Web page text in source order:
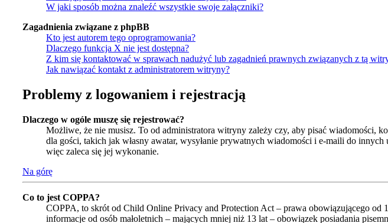
W jaki sposób można znaleźć wszystkie swoje załączniki?
Zagadnienia związane z phpBB
Kto jest autorem tego oprogramowania?
Dlaczego funkcja X nie jest dostępna?
Z kim się kontaktować w sprawach nadużyć lub zagadnień prawnych związanych z tą
Jak nawiązać kontakt z administratorem witryny?
Problemy z logowaniem i rejestracją
Dlaczego w ogóle muszę się rejestrować?
Możliwe, że nie musisz. To od administratora witryny zależy czy, aby pisać wiadomości,
dla gości, takich jak własny awatar, wysyłanie prywatnych wiadomości i e-maili do
więc zaleca się jej wykonanie.
Na górę
Co to jest COPPA?
COPPA, to skrót od Child Online Privacy and Protection Act – prawa obowiązującego od
informacje od osób małoletnich – mających mniej niż 13 lat – obowiązek posiadania